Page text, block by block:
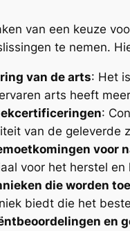
van een keuze
te nemen.
van de arts: Het
arts heeft
:
van de geleverde
voor
voor het herstel
die worden
biedt die het
en